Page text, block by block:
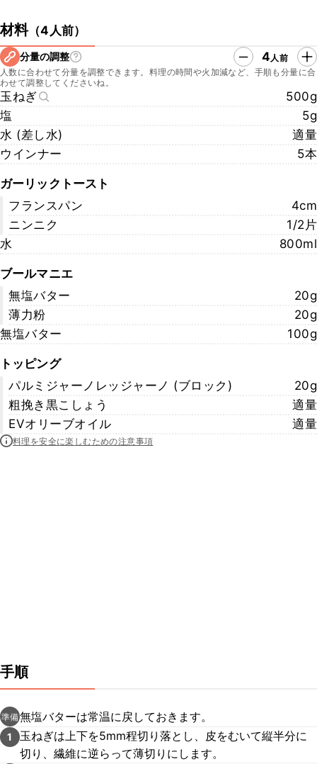
〒103-0022 東京都中央区日本橋室町2丁目3
こちらのレシピでは、シェフに教えていただいた手順や材料でご紹介
しております。
ご家庭で作りやすい手順や材料で再現したレシピも公開しております
ので、ぜひチェックしてみてくださいね。
https://www.kurashiru.com/recipes/0dcbb23f-f3be-49c5-b742-
9d47b0b7c88a
材料（4人前）
分量の調整 4人前
人数に合わせて分量を調整できます。料理の時間や火加減など、手順も分量に合
わせて調整してくださいね。
玉ねぎ
500g
塩
5g
水 (差し水)
適量
ウインナー
5本
ガーリックトースト
フランスパン
4cm
ニンニク
1/2片
水
800ml
ブールマニエ
無塩バター
20g
薄力粉
20g
無塩バター
100g
トッピング
パルミジャーノレッジャーノ (ブロック)
20g
粗挽き黒こしょう
適量
EVオリーブオイル
適量
料理を安全に楽しむための注意事項
手順
準備無塩バターは常温に戻しておきます。
1
玉ねぎは上下を5mm程切り落とし、皮をむいて縦半分に
切り、繊維に逆らって薄切りにします。